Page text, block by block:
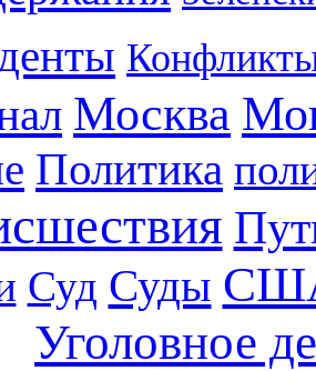
Москва
Политика
Суд Суды
Уголовное